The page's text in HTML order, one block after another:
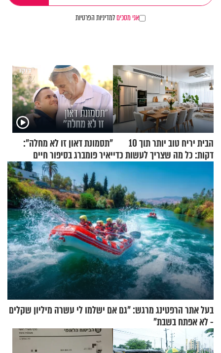
אני מסכיםלמדיניות הפרטיות
הבית יריח טוב יותר תוך 10
דקות: כל מה שצריך לעשות כדי
"תסמונת דאון זו לא מחלה":
יאיר פומברג בסיפור חיים
מעורר השראה
בעל אתר הרפטינג מרגש: "גם אם ישלמו לי עשרה מיליון שקלים
- לא אפתח בשבת"